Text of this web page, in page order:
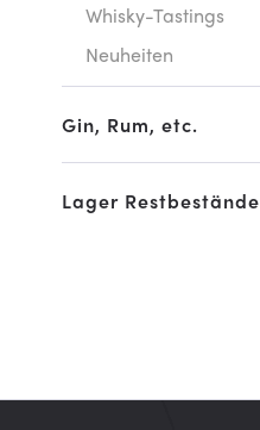
Whisky-Tastings
Neuheiten
Gin, Rum, etc.
Lager Restbestände